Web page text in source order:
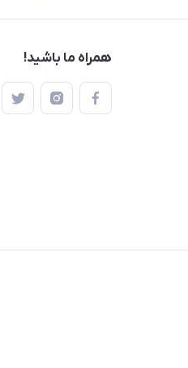
همراه ما باشید!